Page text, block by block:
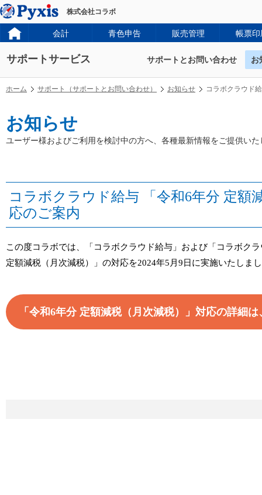
株式会社コラボ
会計 青色申告 販売管理 帳票印
サポートサービス サポートとお問い合わせ お
ホーム サポート（サポートとお問い合わせ） お知らせ コラボクラウド
お知らせ
ユーザー様およびご利用を検討中の方へ、各種最新情報をご提供いた
コラボクラウド給与 「令和6年分 定額
応のご案内
この度コラボでは、「コラボクラウド給与」および「コラボク
定額減税（月次減税）」の対応を2024年5月9日に実施いたしま
「令和6年分 定額減税（月次減税）」対応の詳細